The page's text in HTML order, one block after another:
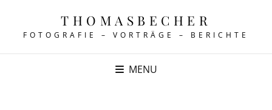
THOMASBECHER
FOTOGRAFIE – VORTRÄGE – BERICHTE
MENU